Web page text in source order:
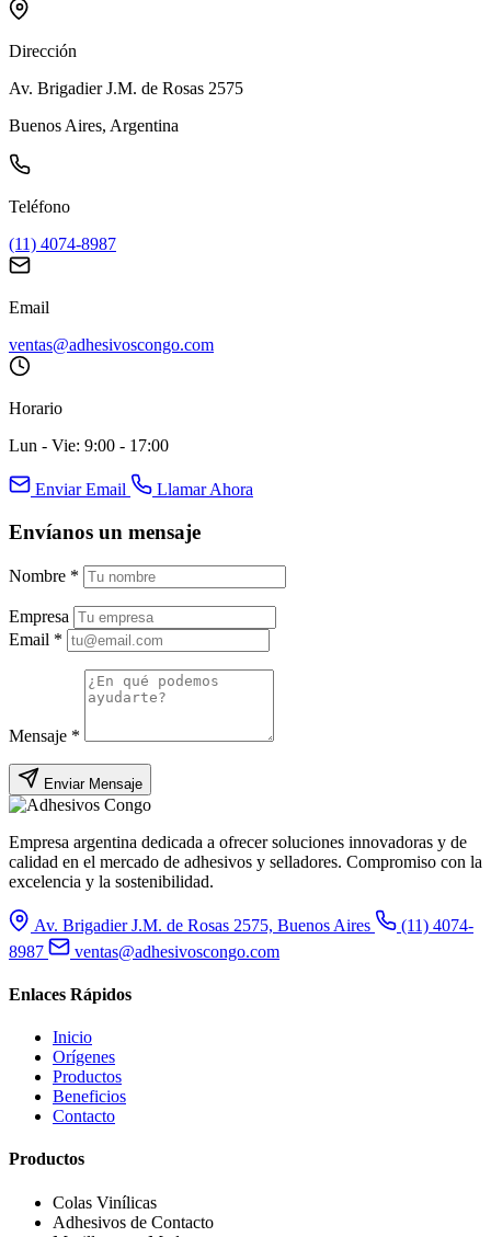
Dirección
Av. Brigadier J.M. de Rosas 2575
Buenos Aires, Argentina
Teléfono
(11) 4074-8987
Email
ventas@adhesivoscongo.com
Horario
Lun - Vie: 9:00 - 17:00
Enviar Email Llamar Ahora
Envíanos un mensaje
Nombre *
Empresa
Email *
Mensaje *
Enviar Mensaje
Empresa argentina dedicada a ofrecer soluciones innovadoras y de
calidad en el mercado de adhesivos y selladores. Compromiso con la
excelencia y la sostenibilidad.
Av. Brigadier J.M. de Rosas 2575, Buenos Aires
(11) 4074-
8987
ventas@adhesivoscongo.com
Enlaces Rápidos
Inicio
Orígenes
Productos
Beneficios
Contacto
Productos
Colas Vinílicas
Adhesivos de Contacto